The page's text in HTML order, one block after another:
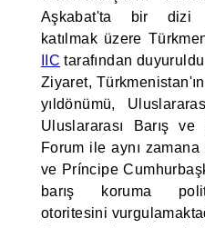
Aşkabat'ta bir dizi
katılmak üzere
IIC tarafından
Ziyaret, Türkmenistan'ın
yıldönümü,
Uluslararası Barış ve
Forum ile aynı
ve Príncipe
barış koruma
otoritesini